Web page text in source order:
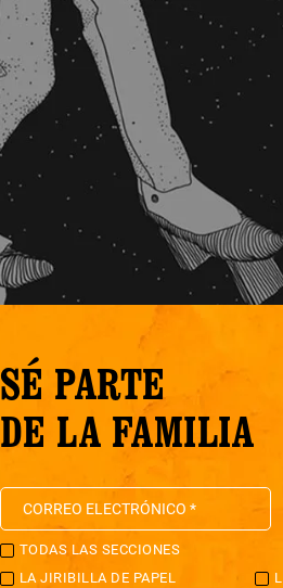
SÉ PARTE
DE LA FAMILIA
TODAS LAS SECCIONES
LA JIRIBILLA DE PAPEL